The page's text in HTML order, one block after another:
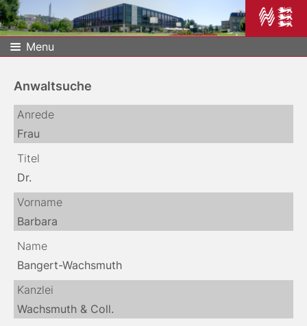
Menu
Anwaltsuche
Anrede
Frau
Titel
Dr.
Vorname
Barbara
Name
Bangert-Wachsmuth
Kanzlei
Wachsmuth & Coll.